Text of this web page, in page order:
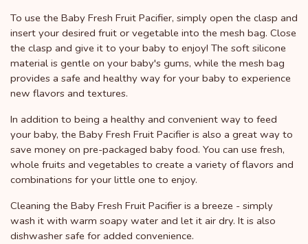
To use the Baby Fresh Fruit Pacifier, simply open the clasp and
insert your desired fruit or vegetable into the mesh bag. Close
the clasp and give it to your baby to enjoy! The soft silicone
material is gentle on your baby's gums, while the mesh bag
provides a safe and healthy way for your baby to experience
new flavors and textures.
In addition to being a healthy and convenient way to feed
your baby, the Baby Fresh Fruit Pacifier is also a great way to
save money on pre-packaged baby food. You can use fresh,
whole fruits and vegetables to create a variety of flavors and
combinations for your little one to enjoy.
Cleaning the Baby Fresh Fruit Pacifier is a breeze - simply
wash it with warm soapy water and let it air dry. It is also
dishwasher safe for added convenience.